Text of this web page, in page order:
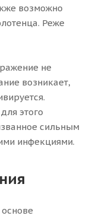
возможно
Реже
не
возникает,
этого
сильным
инфекциями.